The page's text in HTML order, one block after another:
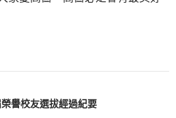
譽校友選拔經過紀要